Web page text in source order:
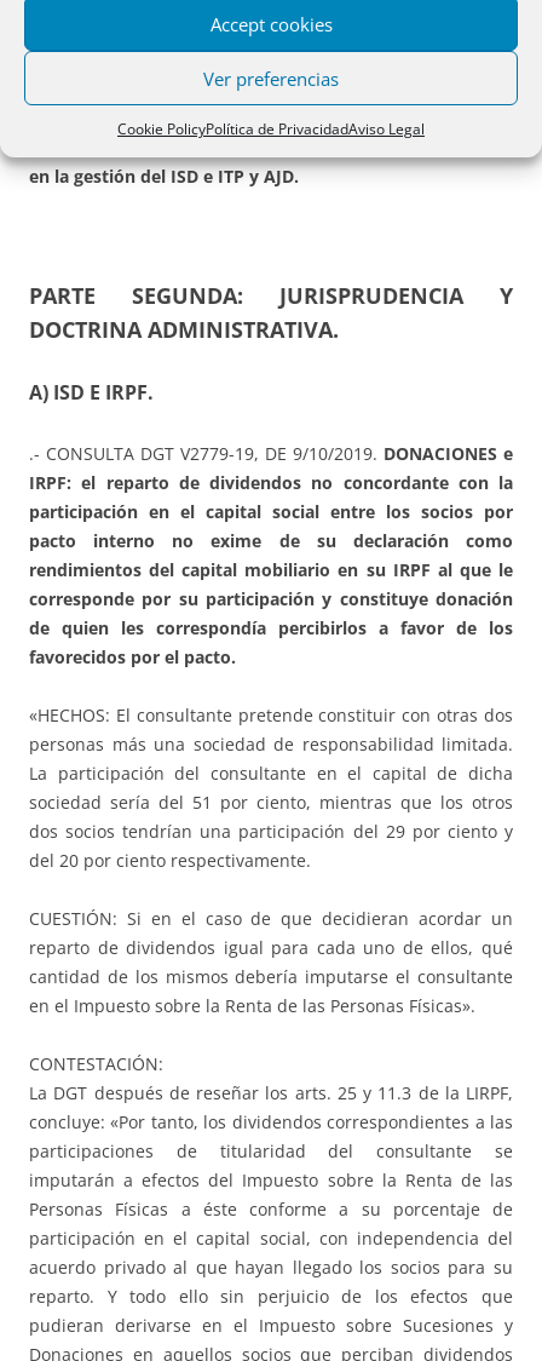
Accept cookies
Ver preferencias
Cookie PolicyPolítica de PrivacidadAviso Legal
.- VIZCAYA. Orden Foral 33/2020, de 9/1/2020 (BOB
22/1/2020) del diputado foral de Hacienda y Finanzas, por
en la gestión del ISD e ITP y AJD.
PARTE SEGUNDA: JURISPRUDENCIA Y
DOCTRINA ADMINISTRATIVA.
A) ISD E IRPF.
.- CONSULTA DGT V2779-19, DE 9/10/2019. DONACIONES e
IRPF: el reparto de dividendos no concordante con la
participación en el capital social entre los socios por
pacto interno no exime de su declaración como
rendimientos del capital mobiliario en su IRPF al que le
corresponde por su participación y constituye donación
de quien les correspondía percibirlos a favor de los
favorecidos por el pacto.
«HECHOS: El consultante pretende constituir con otras dos
personas más una sociedad de responsabilidad limitada.
La participación del consultante en el capital de dicha
sociedad sería del 51 por ciento, mientras que los otros
dos socios tendrían una participación del 29 por ciento y
del 20 por ciento respectivamente.
CUESTIÓN: Si en el caso de que decidieran acordar un
reparto de dividendos igual para cada uno de ellos, qué
cantidad de los mismos debería imputarse el consultante
en el Impuesto sobre la Renta de las Personas Físicas».
CONTESTACIÓN:
La DGT después de reseñar los arts. 25 y 11.3 de la LIRPF,
concluye: «Por tanto, los dividendos correspondientes a las
participaciones de titularidad del consultante se
imputarán a efectos del Impuesto sobre la Renta de las
Personas Físicas a éste conforme a su porcentaje de
participación en el capital social, con independencia del
acuerdo privado al que hayan llegado los socios para su
reparto. Y todo ello sin perjuicio de los efectos que
pudieran derivarse en el Impuesto sobre Sucesiones y
Donaciones en aquellos socios que perciban dividendos